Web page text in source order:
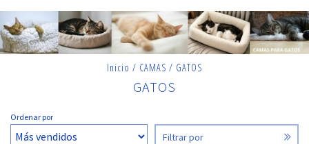
Inicio / CAMAS / GATOS
GATOS
Ordenar por
Filtrar por